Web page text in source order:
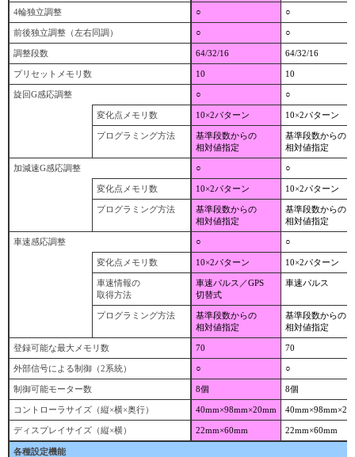
4輪独立調整 ○ ○
前後独立調整（左右同調） ○ ○
調整段数 64/32/16 64/32/16
プリセットメモリ数 10 10
旋回G感応調整 ○ ○
変化点メモリ数 10×2パターン 10×2パターン
プログラミング方法
基準段数からの
相対値指定
基準段数からの
相対値指定
加減速G感応調整 ○ ○
変化点メモリ数 10×2パターン 10×2パターン
プログラミング方法
基準段数からの
相対値指定
基準段数からの
相対値指定
車速感応調整 ○ ○
変化点メモリ数 10×2パターン 10×2パターン
車速情報の
取得方法
車速パルス／GPS
切替式
車速パルス
プログラミング方法
基準段数からの
相対値指定
基準段数からの
相対値指定
登録可能な最大メモリ数 70 70
外部信号による制御（2系統） ○ ○
制御可能モーター数 8個 8個
コントローラサイズ（縦×横×奥行） 40mm×98mm×20mm
ディスプレイサイズ（縦×横） 22mm×60mm 22mm×60mm
各種設定機能